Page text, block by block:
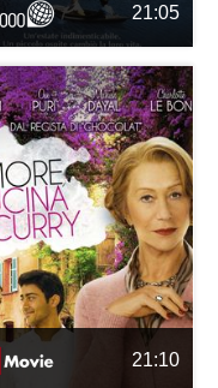
21:05
21:10